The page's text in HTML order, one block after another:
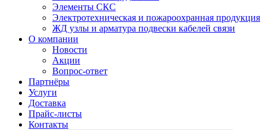
Элементы СКС
Электротехническая и пожароохранная продукция
ЖД узлы и арматура подвески кабелей связи
О компании
Новости
Акции
Вопрос-ответ
Партнёры
Услуги
Доставка
Прайс-листы
Контакты